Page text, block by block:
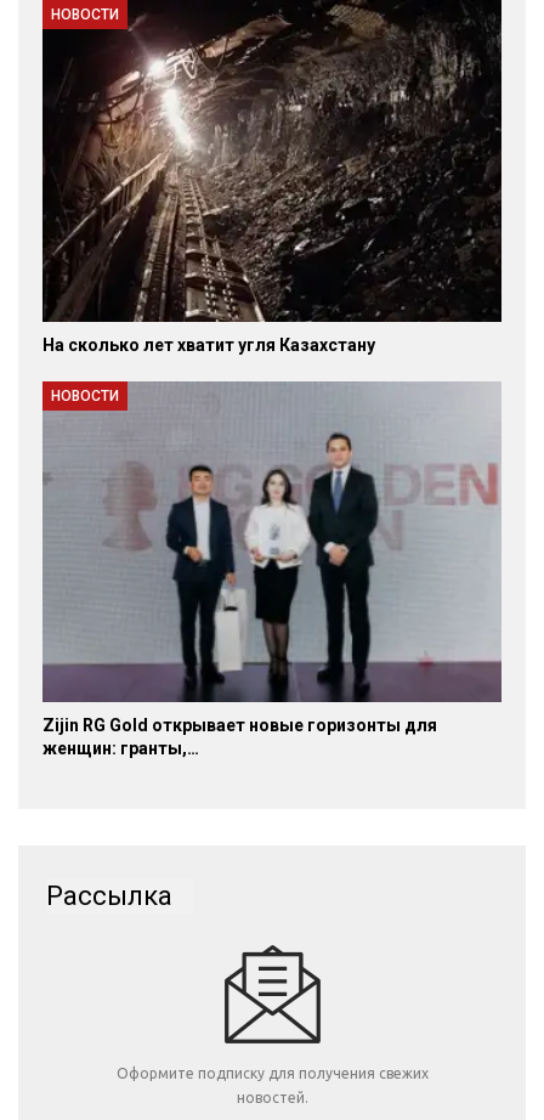
НОВОСТИ
На сколько лет хватит угля Казахстану
НОВОСТИ
Zijin RG Gold открывает новые горизонты для
женщин: гранты,…
Рассылка
Оформите подписку для получения свежих
новостей.